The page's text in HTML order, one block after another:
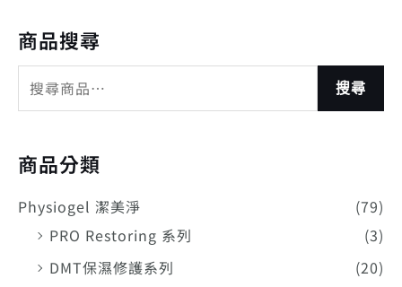
商品搜尋
搜尋
商品分類
Physiogel 潔美淨
(79)
PRO Restoring 系列
(3)
DMT保濕修護系列
(20)